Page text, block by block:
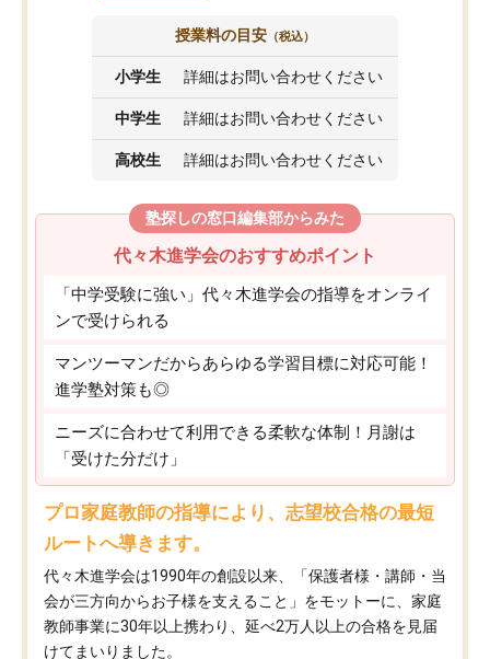
授業料の目安 （税込）
小学生 詳細はお問い合わせください
中学生 詳細はお問い合わせください
高校生 詳細はお問い合わせください
塾探しの窓口編集部からみた
代々木進学会のおすすめポイント
「中学受験に強い」代々木進学会の指導をオンライ
ンで受けられる
マンツーマンだからあらゆる学習目標に対応可能！
進学塾対策も◎
ニーズに合わせて利用できる柔軟な体制！月謝は
「受けた分だけ」
プロ家庭教師の指導により、志望校合格の最短
ルートへ導きます。
代々木進学会は1990年の創設以来、「保護者様・講師・当
会が三方向からお子様を支えること」をモットーに、家庭
教師事業に30年以上携わり、延べ2万人以上の合格を見届
けてまいりました。